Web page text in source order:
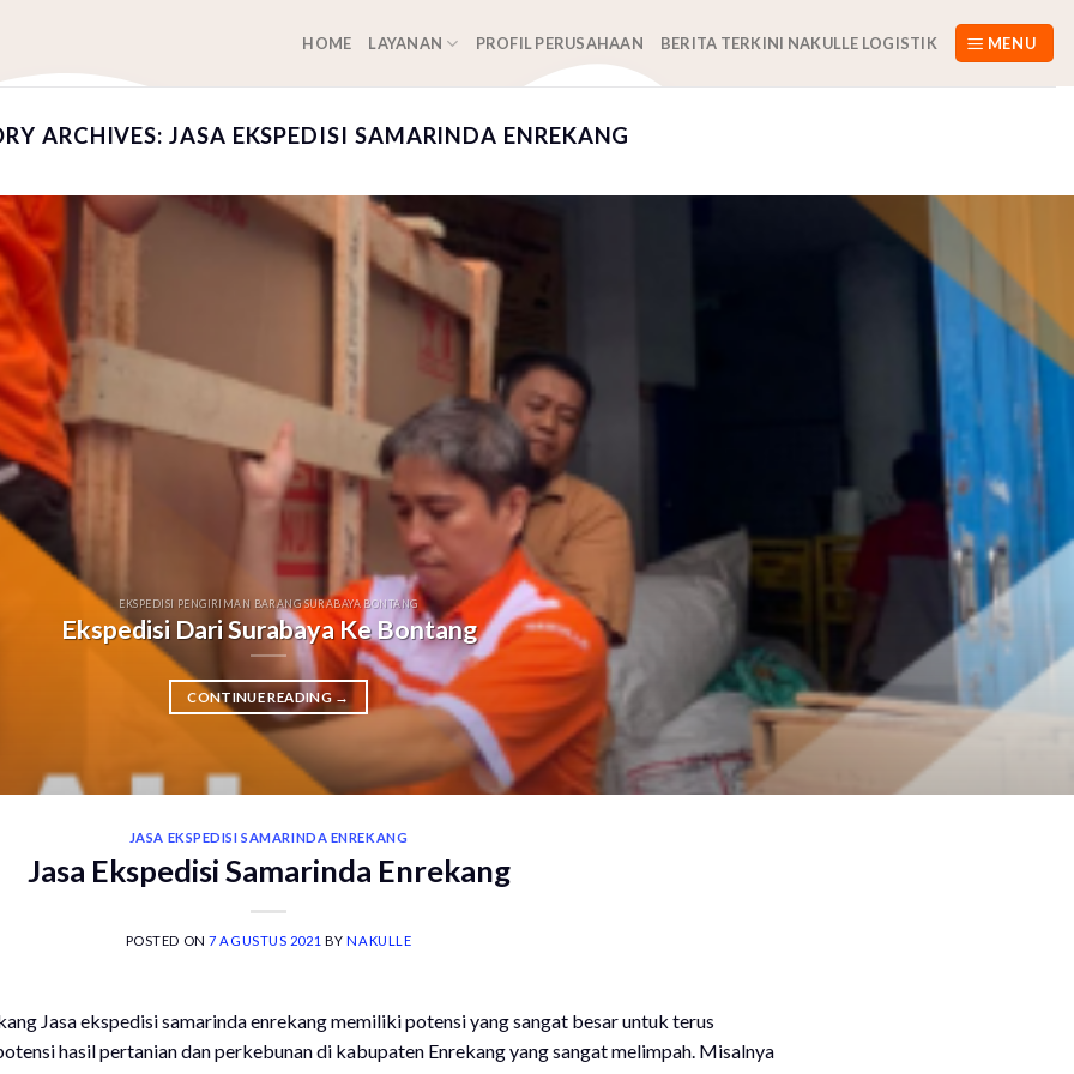
HOME LAYANAN PROFIL PERUSAHAAN BERITA TERKINI NAKULLE LOGISTIK MENU
ARCHIVES:JASA EKSPEDISI SAMARINDA ENREKANG
EKSPEDISI PENGIRIMAN BARANG SURABAYA BONTANG
Ekspedisi Dari Surabaya Ke Bontang
CONTINUE READING→
JASA EKSPEDISI SAMARINDA ENREKANG
Jasa Ekspedisi Samarinda Enrekang
POSTED ON7 AGUSTUS 2021 BYNAKULLE
Jasa ekspedisi samarinda enrekang memiliki potensi yang sangat besar untuk terus
hasil pertanian dan perkebunan di kabupaten Enrekang yang sangat melimpah. Misalnya